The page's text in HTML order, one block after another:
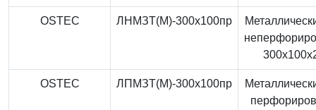
OSTEC ЛНМЗТ(М)-300x100пр
OSTEC ЛПМЗТ(М)-300x100пр